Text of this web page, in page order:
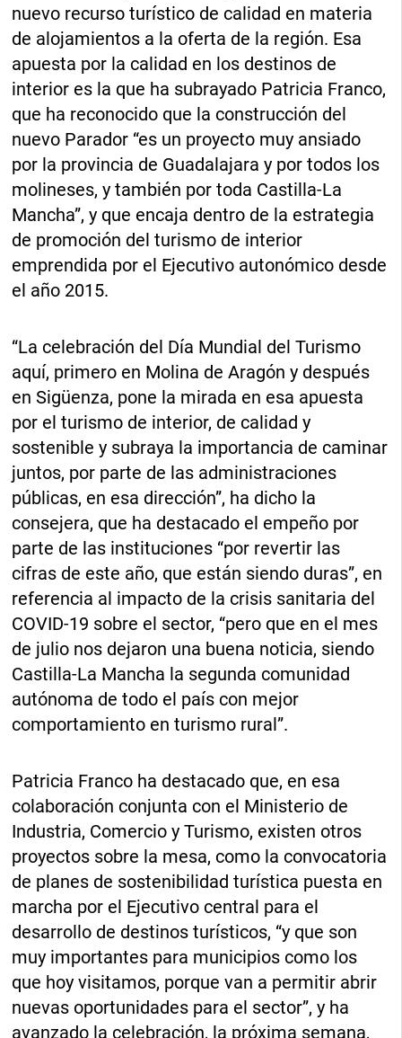
nuevo recurso turístico de calidad en materia
de alojamientos a la oferta de la región. Esa
apuesta por la calidad en los destinos de
interior es la que ha subrayado Patricia Franco,
que ha reconocido que la construcción del
nuevo Parador “es un proyecto muy ansiado
por la provincia de Guadalajara y por todos los
molineses, y también por toda Castilla-La
Mancha”, y que encaja dentro de la estrategia
de promoción del turismo de interior
emprendida por el Ejecutivo autonómico desde
el año 2015.
“La celebración del Día Mundial del Turismo
aquí, primero en Molina de Aragón y después
en Sigüenza, pone la mirada en esa apuesta
por el turismo de interior, de calidad y
sostenible y subraya la importancia de caminar
juntos, por parte de las administraciones
públicas, en esa dirección”, ha dicho la
consejera, que ha destacado el empeño por
parte de las instituciones “por revertir las
cifras de este año, que están siendo duras”, en
referencia al impacto de la crisis sanitaria del
COVID-19 sobre el sector, “pero que en el mes
de julio nos dejaron una buena noticia, siendo
Castilla-La Mancha la segunda comunidad
autónoma de todo el país con mejor
comportamiento en turismo rural”.
Patricia Franco ha destacado que, en esa
colaboración conjunta con el Ministerio de
Industria, Comercio y Turismo, existen otros
proyectos sobre la mesa, como la convocatoria
de planes de sostenibilidad turística puesta en
marcha por el Ejecutivo central para el
desarrollo de destinos turísticos, “y que son
muy importantes para municipios como los
que hoy visitamos, porque van a permitir abrir
nuevas oportunidades para el sector”, y ha
avanzado la celebración, la próxima semana,